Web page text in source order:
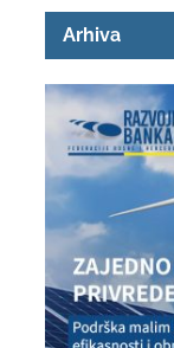
Arhiva